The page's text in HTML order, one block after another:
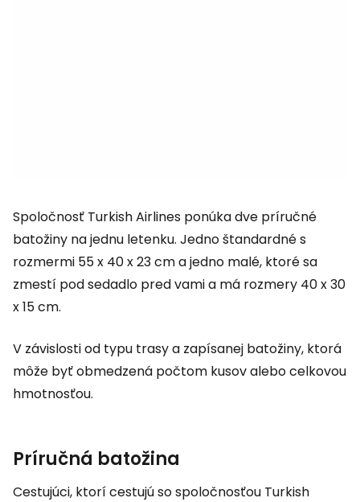
Spoločnosť Turkish Airlines ponúka dve príručné
batožiny na jednu letenku. Jedno štandardné s
rozmermi 55 x 40 x 23 cm a jedno malé, ktoré sa
zmestí pod sedadlo pred vami a má rozmery 40 x 30
x 15 cm.
V závislosti od typu trasy a zapísanej batožiny, ktorá
môže byť obmedzená počtom kusov alebo celkovou
hmotnosťou.
Príručná batožina
Cestujúci, ktorí cestujú so spoločnosťou Turkish